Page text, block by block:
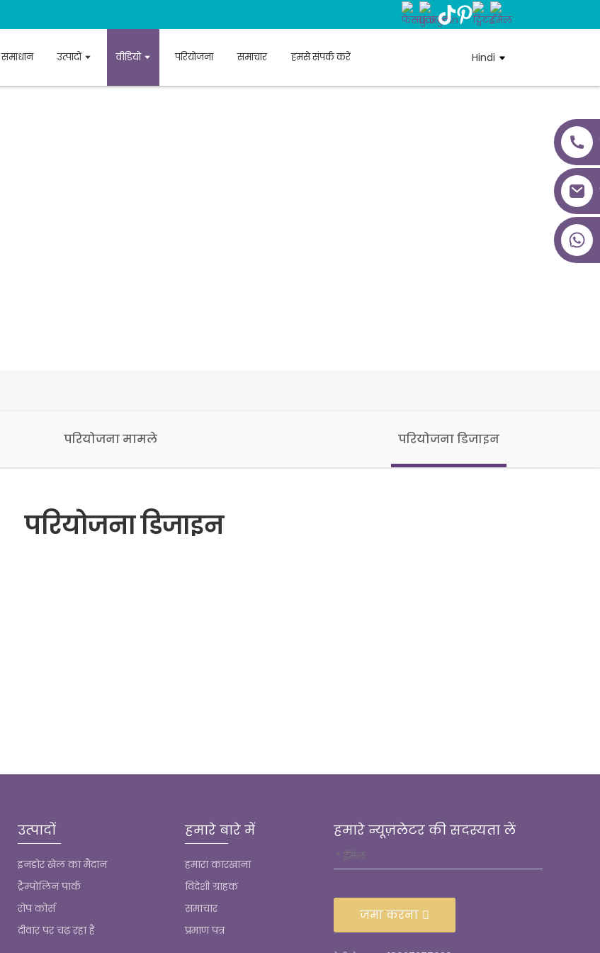
समाधान उत्पादों वीडियो परियोजना समाचार हमसे संपर्क करें Hindi
परियोजना मामले परियोजना डिजाइन
परियोजना डिजाइन
उत्पादों
इनडोर खेल का मैदान
ट्रैम्पोलिन पार्क
रोप कोर्स
दीवार पर चढ़ रहा है
हमारे बारे में
हमारा कारखाना
विदेशी ग्राहक
समाचार
प्रमाण पत्र
हमारे न्यूज़लेटर की सदस्यता लें
जमा करना